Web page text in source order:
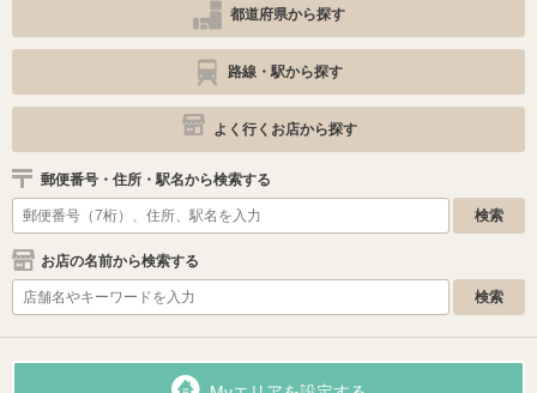
都道府県から探す
路線・駅から探す
よく行くお店から探す
郵便番号・住所・駅名から検索する
お店の名前から検索する